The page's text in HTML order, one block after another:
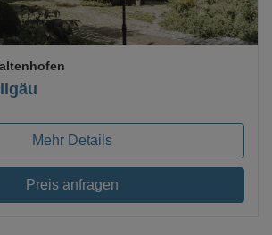
Mehr Details
Preis anfragen